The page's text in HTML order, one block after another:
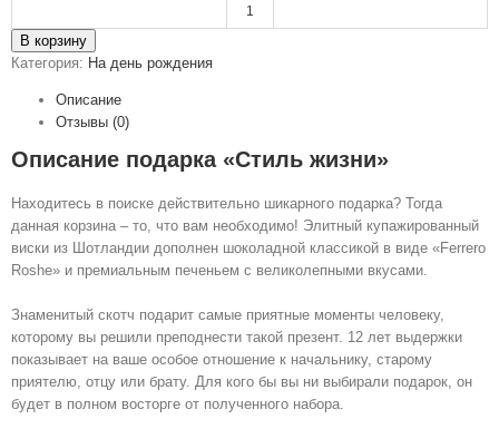
Количество
В корзину
Категория: На день рождения
Описание
Отзывы (0)
Описание подарка «Стиль жизни»
Находитесь в поиске действительно шикарного подарка? Тогда
данная корзина – то, что вам необходимо! Элитный купажированный
виски из Шотландии дополнен шоколадной классикой в виде «Ferrero
Roshe» и премиальным печеньем с великолепными вкусами.
Знаменитый скотч подарит самые приятные моменты человеку,
которому вы решили преподнести такой презент. 12 лет выдержки
показывает на ваше особое отношение к начальнику, старому
приятелю, отцу или брату. Для кого бы вы ни выбирали подарок, он
будет в полном восторге от полученного набора.